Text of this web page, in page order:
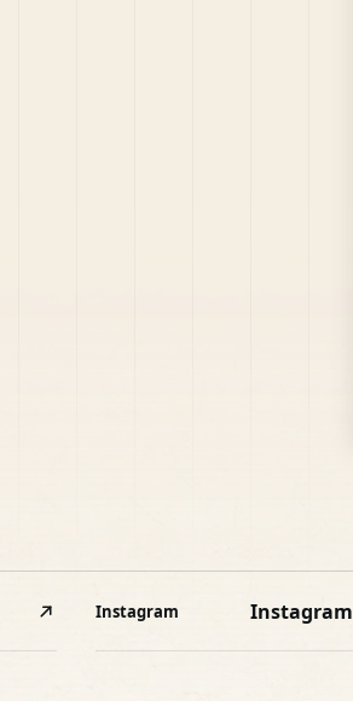
Instagram Instagram